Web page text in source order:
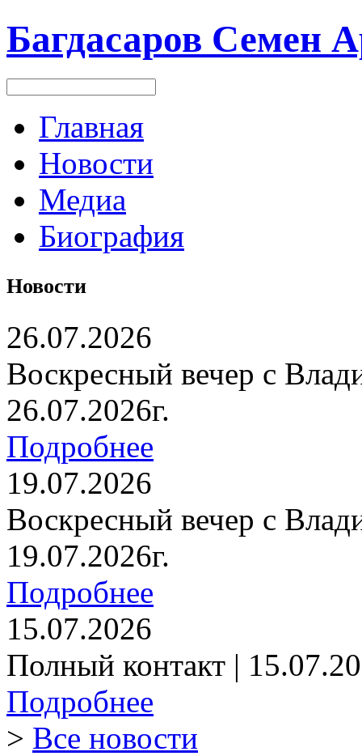
Багдасаров Семен
Главная
Новости
Медиа
Биография
Новости
26.07.2026
Воскресный вечер с
26.07.2026г.
Подробнее
19.07.2026
Воскресный вечер с
19.07.2026г.
Подробнее
15.07.2026
Полный контакт |
Подробнее
> Все новости